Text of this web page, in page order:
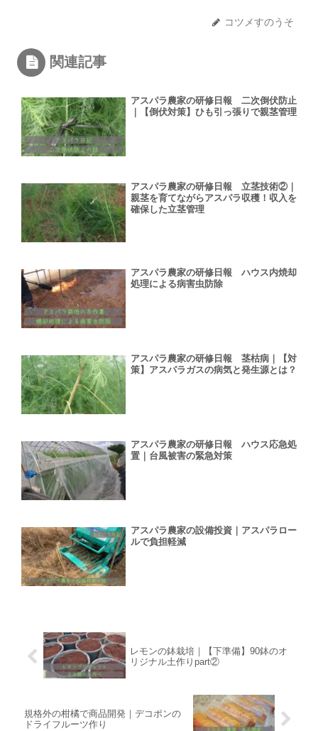
コツメすのうそ
関連記事
アスパラ農家の研修日報 二次倒伏防止
｜【倒伏対策】ひも引っ張りで親茎管理
アスパラ農家の研修日報 立茎技術②｜
親茎を育てながらアスパラ収穫！収入を
確保した立茎管理
アスパラ農家の研修日報 ハウス内焼却
処理による病害虫防除
アスパラ農家の研修日報 茎枯病｜【対
策】アスパラガスの病気と発生源とは？
アスパラ農家の研修日報 ハウス応急処
置｜台風被害の緊急対策
アスパラ農家の設備投資｜アスパラロー
ルで負担軽減
レモンの鉢栽培｜【下準備】90鉢のオ
リジナル土作りpart②
規格外の柑橘で商品開発｜デコポンの
ドライフルーツ作り